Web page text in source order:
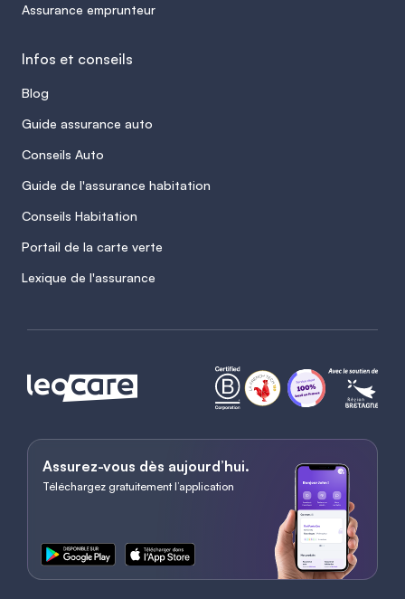
Assurance emprunteur
Infos et conseils
Blog
Guide assurance auto
Conseils Auto
Guide de l'assurance habitation
Conseils Habitation
Portail de la carte verte
Lexique de l'assurance
Assurez-vous dès aujourd’hui.
Téléchargez gratuitement l’application